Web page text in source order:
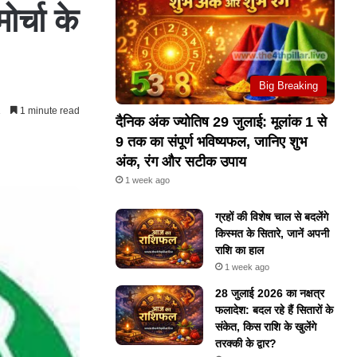
के
1 minute read
Big Breaking
दैनिक अंक ज्योतिष 29 जुलाई: मूलांक 1 से
9 तक का संपूर्ण भविष्यफल, जानिए शुभ
अंक, रंग और सटीक उपाय
1 week ago
ग्रहों की विशेष चाल से बदलेंगे
किस्मत के सितारे, जानें अपनी
राशि का हाल
1 week ago
28 जुलाई 2026 का नक्षत्र
फलादेश: बदल रहे हैं सितारों के
संकेत, किस राशि के खुलेंगे
तरक्की के द्वार?